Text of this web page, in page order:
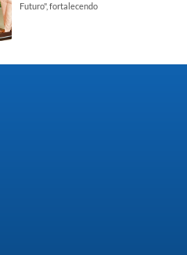
Futuro", fortalecendo